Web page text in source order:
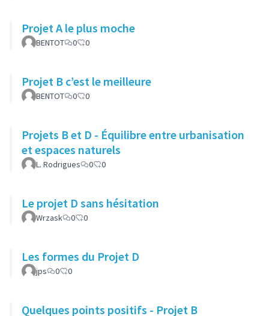
Projet A le plus moche
BENTOT 0 0
Projet B c’est le meilleure
BENTOT 0 0
Projets B et D - Équilibre entre urbanisation
et espaces naturels
L. Rodrigues 0 0
Le projet D sans hésitation
Wrzask 0 0
Les formes du Projet D
jps 0 0
Quelques points positifs - Projet B